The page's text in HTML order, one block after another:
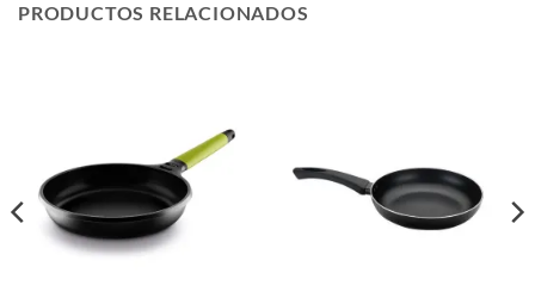
PRODUCTOS RELACIONADOS